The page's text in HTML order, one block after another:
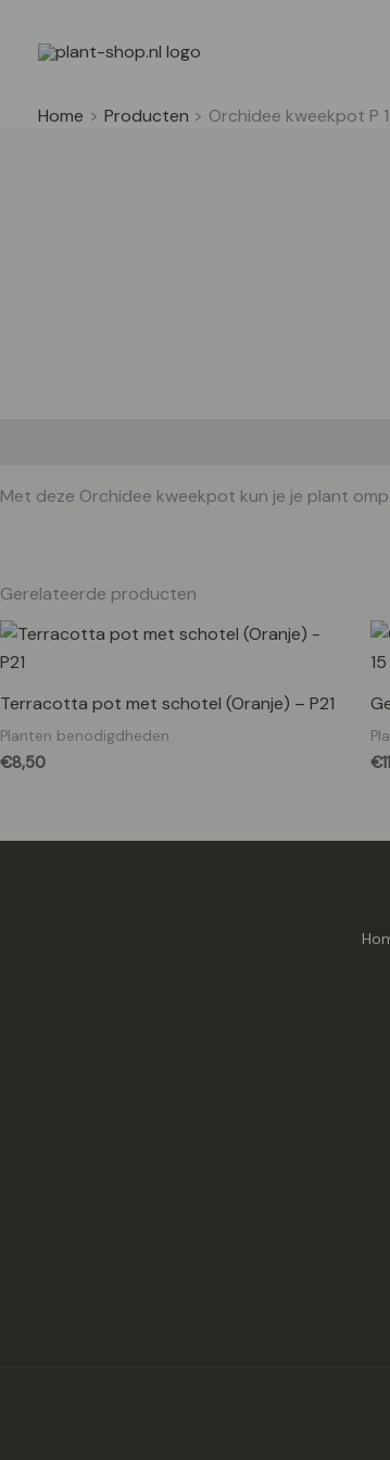
Home Producten
Orchidee kweekpot P
Met deze Orchidee kweekpot kun je je plant
Gerelateerde producten
Terracotta pot met schotel (Oranje) – P21
Planten benodigdheden
€8,50 €